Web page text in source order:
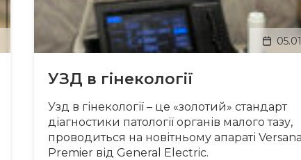
УЗД в гінекології
Узд в гінекології – це «золотий» стандарт
діагностики патології органів малого тазу,
проводиться на новітньому апараті Versana
Premier від General Electric.